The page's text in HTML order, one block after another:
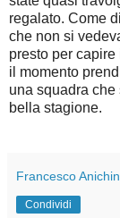
regalato. Come
che non si
presto per
il momento
una squadra
bella stagione.
Francesco
Condividi